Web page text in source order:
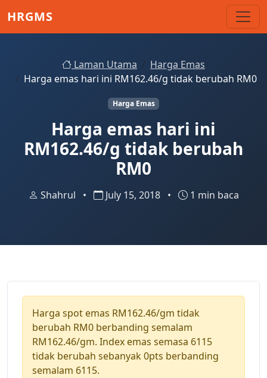
HRGMS
Laman Utama
Harga Emas
Harga emas hari ini RM162.46/g tidak berubah RM0
Harga Emas
Harga emas hari ini
RM162.46/g tidak berubah
RM0
Shahrul • July 15, 2018 • 1 min baca
Harga spot emas RM162.46/gm tidak
berubah RM0 berbanding semalam
RM162.46/gm. Index emas semasa 6115
tidak berubah sebanyak 0pts berbanding
semalam 6115.